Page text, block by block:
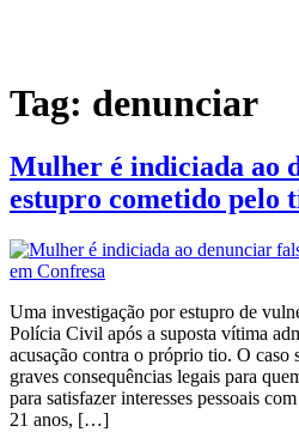
Tag: denunciar
Mulher é indiciada ao
estupro cometido pelo
Uma investigação por estupro de
Polícia Civil após a suposta vítima
acusação contra o próprio tio. O caso
graves consequências legais para
para satisfazer interesses pessoais
21 anos, […]